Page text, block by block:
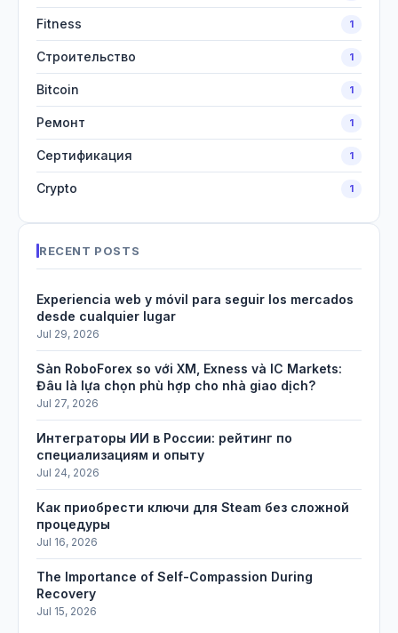
Fitness 1
Строительство 1
Bitcoin 1
Ремонт 1
Сертификация 1
Crypto 1
RECENT POSTS
Experiencia web y móvil para seguir los mercados
desde cualquier lugar
Jul 29, 2026
Sàn RoboForex so với XM, Exness và IC Markets:
Đâu là lựa chọn phù hợp cho nhà giao dịch?
Jul 27, 2026
Интеграторы ИИ в России: рейтинг по
специализациям и опыту
Jul 24, 2026
Как приобрести ключи для Steam без сложной
процедуры
Jul 16, 2026
The Importance of Self-Compassion During
Recovery
Jul 15, 2026